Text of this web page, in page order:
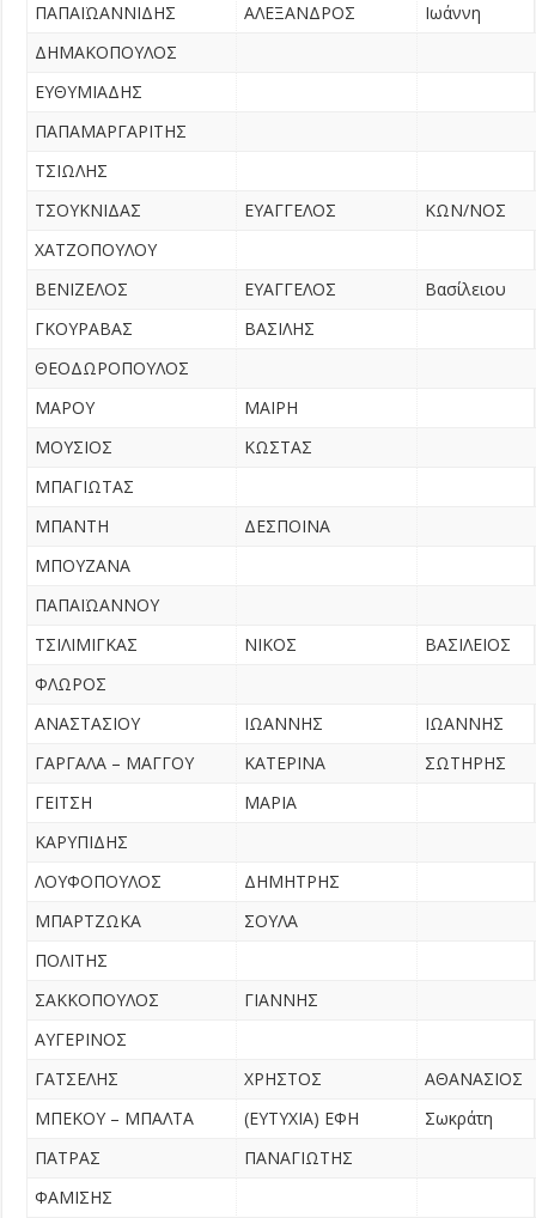
ΠΑΠΑΪΩΑΝΝΙΔΗΣ
ΑΛΕΞΑΝΔΡΟΣ
Ιωάννη
ΔΗΜΑΚΟΠΟΥΛΟΣ
ΕΥΘΥΜΙΑΔΗΣ
ΠΑΠΑΜΑΡΓΑΡΙΤΗΣ
ΤΣΙΩΛΗΣ
ΤΣΟΥΚΝΙΔΑΣ
ΕΥΑΓΓΕΛΟΣ
ΚΩΝ/ΝΟΣ
ΧΑΤΖΟΠΟΥΛΟΥ
ΒΕΝΙΖΕΛΟΣ
ΕΥΑΓΓΕΛΟΣ
Βασίλειου
ΓΚΟΥΡΑΒΑΣ
ΒΑΣΙΛΗΣ
ΘΕΟΔΩΡΟΠΟΥΛΟΣ
ΜΑΡΟΥ
ΜΑΙΡΗ
ΜΟΥΣΙΟΣ
ΚΩΣΤΑΣ
ΜΠΑΓΙΩΤΑΣ
ΜΠΑΝΤΗ
ΔΕΣΠΟΙΝΑ
ΜΠΟΥΖΑΝΑ
ΠΑΠΑΪΩΑΝΝΟΥ
ΤΣΙΛΙΜΙΓΚΑΣ
ΝΙΚΟΣ
ΒΑΣΙΛΕΙΟΣ
ΦΛΩΡΟΣ
ΑΝΑΣΤΑΣΙΟΥ
ΙΩΑΝΝΗΣ
ΙΩΑΝΝΗΣ
ΓΑΡΓΑΛΑ – ΜΑΓΓΟΥ
ΚΑΤΕΡΙΝΑ
ΣΩΤΗΡΗΣ
ΓΕΙΤΣΗ
ΜΑΡΙΑ
ΚΑΡΥΠΙΔΗΣ
ΛΟΥΦΟΠΟΥΛΟΣ
ΔΗΜΗΤΡΗΣ
ΜΠΑΡΤΖΩΚΑ
ΣΟΥΛΑ
ΠΟΛΙΤΗΣ
ΣΑΚΚΟΠΟΥΛΟΣ
ΓΙΑΝΝΗΣ
ΑΥΓΕΡΙΝΟΣ
ΓΑΤΣΕΛΗΣ
ΧΡΗΣΤΟΣ
ΑΘΑΝΑΣΙΟΣ
ΜΠΕΚΟΥ – ΜΠΑΛΤΑ
(ΕΥΤΥΧΙΑ) ΕΦΗ
Σωκράτη
ΠΑΤΡΑΣ
ΠΑΝΑΓΙΩΤΗΣ
ΦΑΜΙΣΗΣ